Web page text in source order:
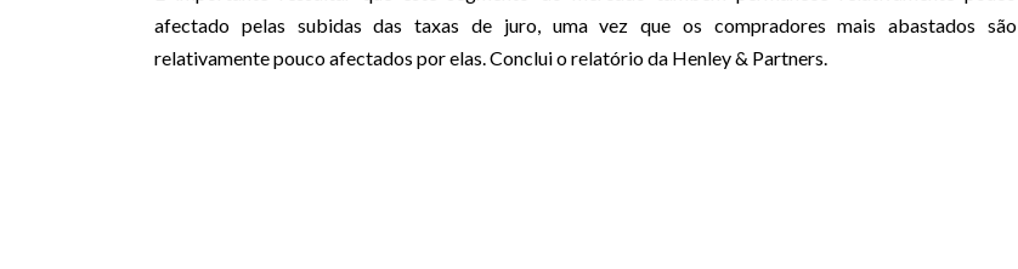
afectado pelas subidas das taxas de juro, uma vez que os compradores mais abastados são
relativamente pouco afectados por elas. Conclui o relatório da Henley & Partners.